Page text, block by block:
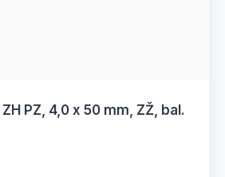
PZ, 4,0 x 50 mm, ZŽ, bal.